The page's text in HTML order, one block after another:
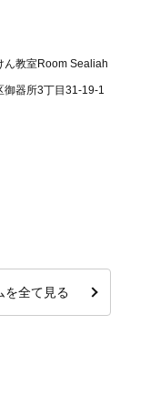
ん教室Room Sealiah
御器所3丁目31-19-1
を全て見る